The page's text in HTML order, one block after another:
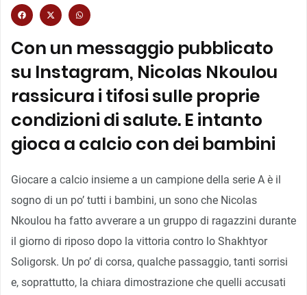
Con un messaggio pubblicato
su Instagram, Nicolas Nkoulou
rassicura i tifosi sulle proprie
condizioni di salute. E intanto
gioca a calcio con dei bambini
Giocare a calcio insieme a un campione della serie A è il
sogno di un po’ tutti i bambini, un sono che Nicolas
Nkoulou ha fatto avverare a un gruppo di ragazzini durante
il giorno di riposo dopo la vittoria contro lo Shakhtyor
Soligorsk. Un po’ di corsa, qualche passaggio, tanti sorrisi
e, soprattutto, la chiara dimostrazione che quelli accusati